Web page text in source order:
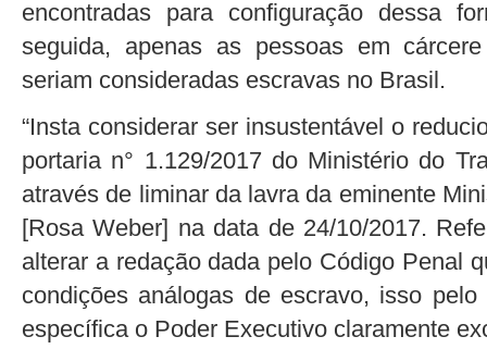
encontradas para configuração dessa
seguida, apenas as pessoas em
seriam consideradas escravas no Brasil.
“Insta considerar ser insustentável o
portaria n° 1.129/2017 do Ministério do
através de liminar da lavra da eminente
[Rosa Weber] na data de 24/10/2017.
alterar a redação dada pelo Código Penal
condições análogas de escravo, isso
específica o Poder Executivo claramente